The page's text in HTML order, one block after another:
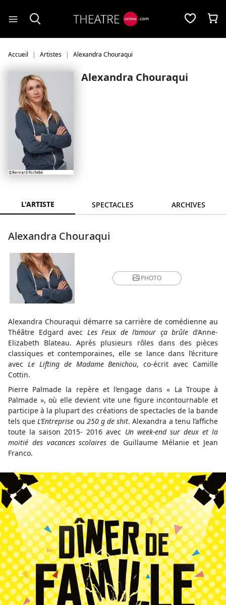
Accueil Artistes Alexandra Chouraqui
Alexandra Chouraqui
L'ARTISTE SPECTACLES ARCHIVES
Alexandra Chouraqui
PHOTO
Alexandra Chouraqui démarre sa carrière de comédienne au
Théâtre Edgard avec Les Feux de l’amour ça brûle d’Anne-
Elizabeth Blateau. Après plusieurs rôles dans des pièces
classiques et contemporaines, elle se lance dans l’écriture
avec Le Lifting de Madame Benichou, co-écrit avec Camille
Cottin.
Pierre Palmade la repère et l’engage dans « La Troupe à
Palmade », où elle devient vite une figure incontournable et
participe à la plupart des créations de spectacles de la bande
tels queL’Entreprise ou 250 g de shit. Alexandra a tenu l’affiche
toute la saison 2015- 2016 avec Un week-end sur deux et la
moitié des vacances scolaires de Guillaume Mélanie et Jean
Franco.